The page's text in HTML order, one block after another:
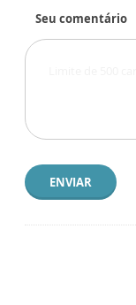
Seu comentário
ENVIAR